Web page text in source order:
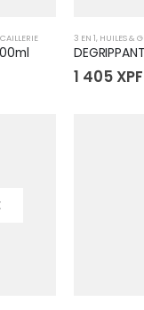
3 EN 1, HUILES &
1 405 XPF